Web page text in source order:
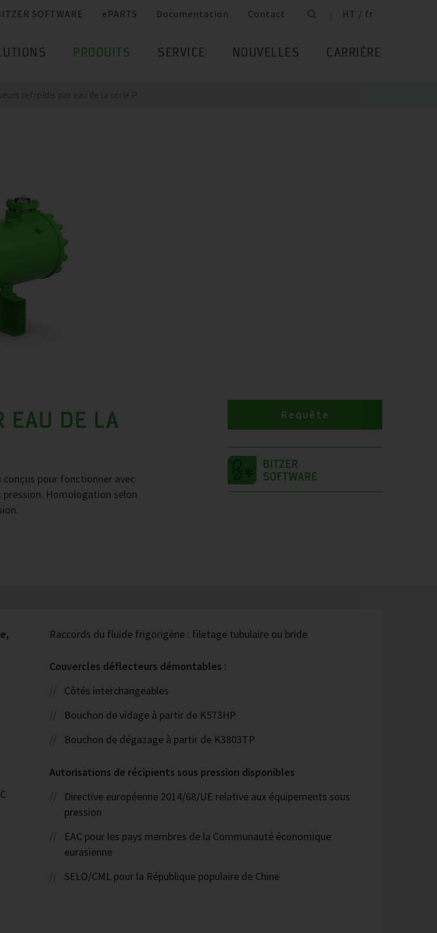
SOFTWARE ePARTS Documentation Contact HT / fr
PRODUITS SERVICE NOUVELLES CARRIÈRE
EAU DE LA
pour fonctionner avec
Homologation selon
Requête
Raccords du fluide frigorigène : filetage tubulaire ou bride
Couvercles déflecteurs démontables :
Côtés interchangeables
Bouchon de vidage à partir de K573HP
Bouchon de dégazage à partir de K3803TP
Autorisations de récipients sous pression disponibles
Directive européenne 2014/68/UE relative aux équipements sous
pression
EAC pour les pays membres de la Communauté économique
eurasienne
SELO/CML pour la République populaire de Chine